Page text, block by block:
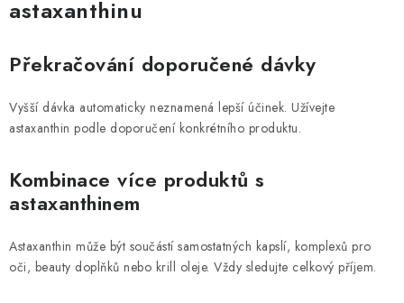
astaxanthinu
Překračování doporučené dávky
Vyšší dávka automaticky neznamená lepší účinek. Užívejte
astaxanthin podle doporučení konkrétního produktu.
Kombinace více produktů s
astaxanthinem
Astaxanthin může být součástí samostatných kapslí, komplexů pro
oči, beauty doplňků nebo krill oleje. Vždy sledujte celkový příjem.